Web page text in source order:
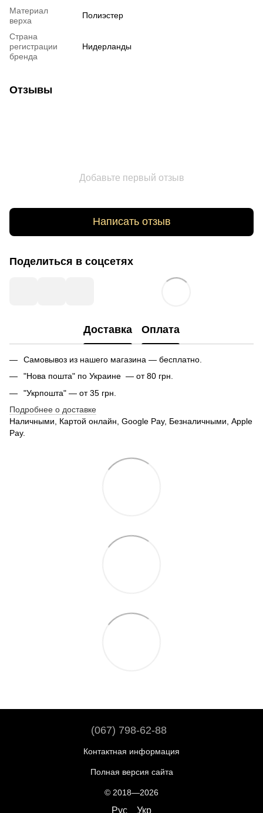
Материал
верха
Полиэстер
Страна
регистрации
бренда
Нидерланды
Отзывы
Добавьте первый отзыв
Написать отзыв
Поделиться в соцсетях
Доставка Оплата
Самовывоз из нашего магазина — бесплатно.
"Нова пошта" по Украине — от 80 грн.
"Укрпошта" — от 35 грн.
Подробнее о доставке
Наличными, Картой онлайн, Google Pay, Безналичными, Apple
Pay.
(067) 798-62-88
Контактная информация
Полная версия сайта
© 2018—2026
Рус Укр